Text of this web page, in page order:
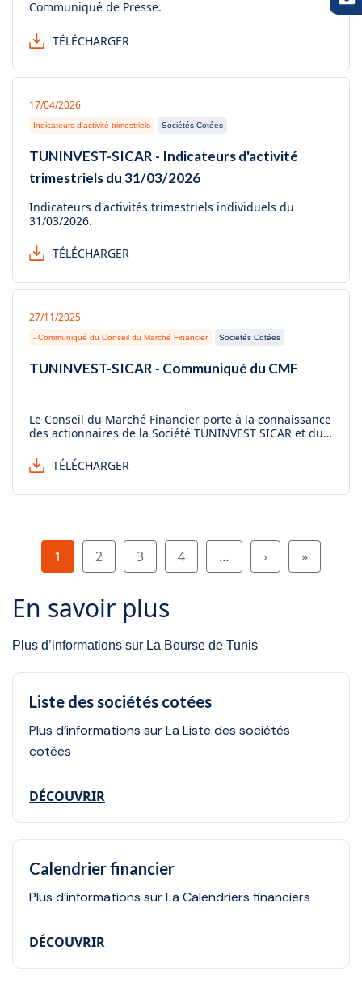
Communiqué de Presse.
TÉLÉCHARGER
17/04/2026
Indicateurs d'activité trimestriels Sociétés Cotées
TUNINVEST-SICAR - Indicateurs d'activité
trimestriels du 31/03/2026
Indicateurs d'activités trimestriels individuels du
31/03/2026.
TÉLÉCHARGER
27/11/2025
- Communiqué du Conseil du Marché Financier Sociétés Cotées
TUNINVEST-SICAR - Communiqué du CMF
Le Conseil du Marché Financier porte à la connaissance
des actionnaires de la Société TUNINVEST SICAR et du
informations supplémentaire.
TÉLÉCHARGER
Pagination
Page
1 Page
2 Page
3 Page
4 … Page suivante
› Dernière
»
En savoir plus
Plus d’informations sur La Bourse de Tunis
Liste des sociétés cotées
Plus d’informations sur La Liste des sociétés
cotées
DÉCOUVRIR
Calendrier financier
Plus d’informations sur La Calendriers financiers
DÉCOUVRIR